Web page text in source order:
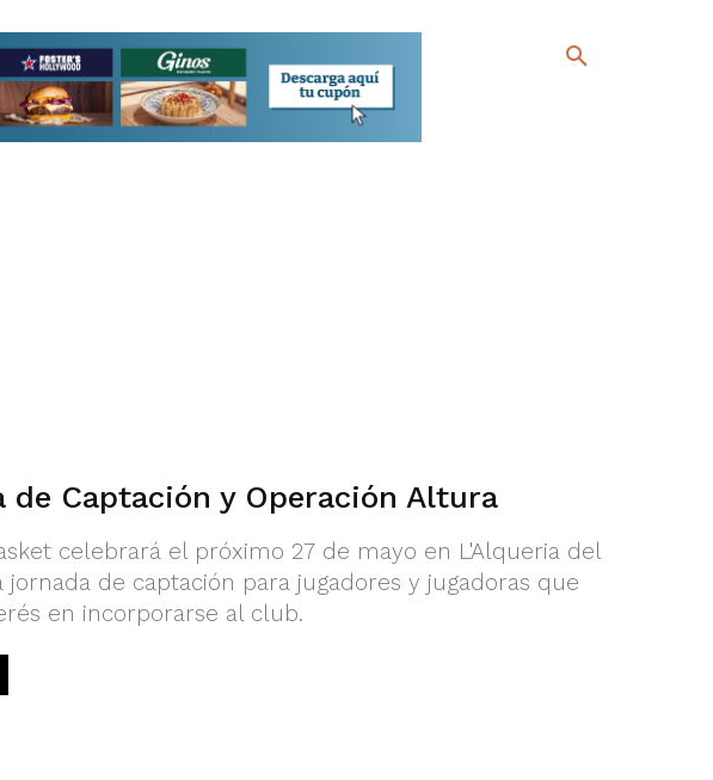
de Captación y Operación Altura
celebrará el próximo 27 de mayo en L'Alqueria del
jornada de captación para jugadores y jugadoras que
en incorporarse al club.